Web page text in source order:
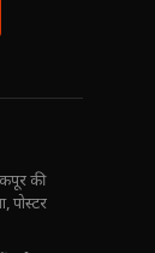
की
पोस्टर